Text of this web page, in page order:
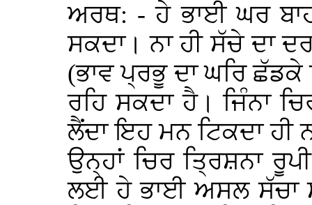
ਅਰਥ: - ਹੇ ਭਾਈ ਘਰ
ਸਕਦਾ। ਨਾ ਹੀ ਸੱਚੇ ਦਾ
(ਭਾਵ ਪ੍ਰਭੂ ਦਾ ਘਰਿ
ਰਹਿ ਸਕਦਾ ਹੈ। ਜਿੰਨਾ
ਲੈਂਦਾ ਇਹ ਮਨ ਟਿਕਦਾ ਹੀ
ਉਨ੍ਹਾਂ ਚਿਰ ਤ੍ਰਿਸ਼ਨਾ
ਲਈ ਹੇ ਭਾਈ ਅਸਲ ਸੱਚਾ